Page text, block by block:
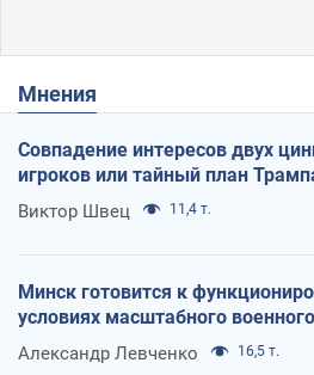
Мнения
Совпадение интересов двух
игроков или тайный план
Виктор Швец 11,4 т.
Минск готовится к
условиях масштабного
Александр Левченко 16,5 т.